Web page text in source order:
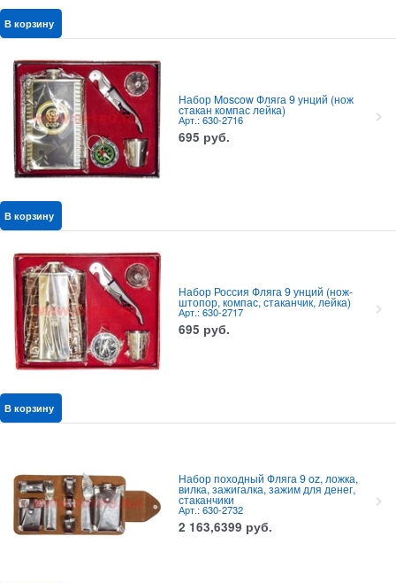
В корзину
Набор Moscow Фляга 9 унций (нож
стакан компас лейка)
Арт.: 630-2716
695 руб.
В корзину
Набор Россия Фляга 9 унций (нож-
штопор, компас, стаканчик, лейка)
Арт.: 630-2717
695 руб.
В корзину
Набор походный Фляга 9 oz, ложка,
вилка, зажигалка, зажим для денег,
стаканчики
Арт.: 630-2732
2 163,6399 руб.